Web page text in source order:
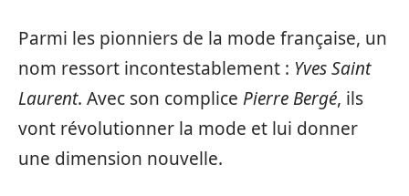
Parmi les pionniers de la mode française, un
nom ressort incontestablement : Yves Saint
Laurent. Avec son complice Pierre Bergé, ils
vont révolutionner la mode et lui donner
une dimension nouvelle.